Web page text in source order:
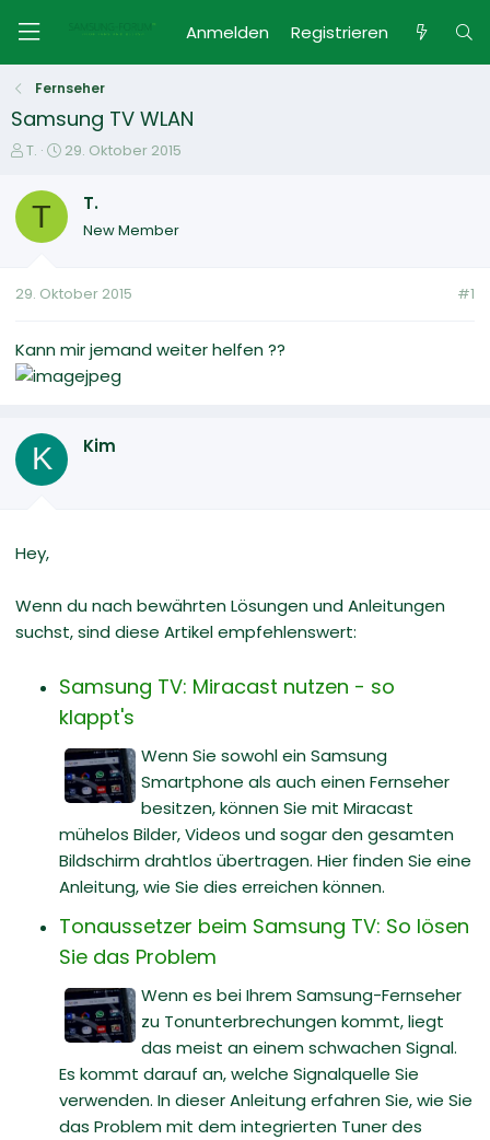
Anmelden Registrieren
Fernseher
Samsung TV WLAN
E
s
e
e
T.
E
t
e
t
m
29. Oktober 2015
T T.
New Member
29. Oktober 2015 #1
Kann mir jemand weiter helfen ??
K Kim
Hey,
Wenn du nach bewährten Lösungen und Anleitungen
suchst, sind diese Artikel empfehlenswert:
Samsung TV: Miracast nutzen - so
klappt's
Wenn Sie sowohl ein Samsung
Smartphone als auch einen Fernseher
besitzen, können Sie mit Miracast
mühelos Bilder, Videos und sogar den gesamten
Bildschirm drahtlos übertragen. Hier finden Sie eine
Anleitung, wie Sie dies erreichen können.
Tonaussetzer beim Samsung TV: So lösen
Sie das Problem
Wenn es bei Ihrem Samsung-Fernseher
zu Tonunterbrechungen kommt, liegt
das meist an einem schwachen Signal.
Es kommt darauf an, welche Signalquelle Sie
verwenden. In dieser Anleitung erfahren Sie, wie Sie
das Problem mit dem integrierten Tuner des